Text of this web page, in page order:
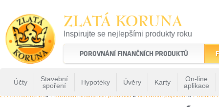
ZLATÁ KORUNA
Inspirujte se nejlepšími produkty roku
22 let tradice a kvality na finančním trhu
POROVNÁNÍ FINANČNÍCH PRODUKTŮ
Účty
Stavební
spoření
Hypotéky Úvěry Karty
On-line
aplikace
ZLATÁ KORUNA» Porovnání finančních produktů » Neživotní pojištění » Povinné